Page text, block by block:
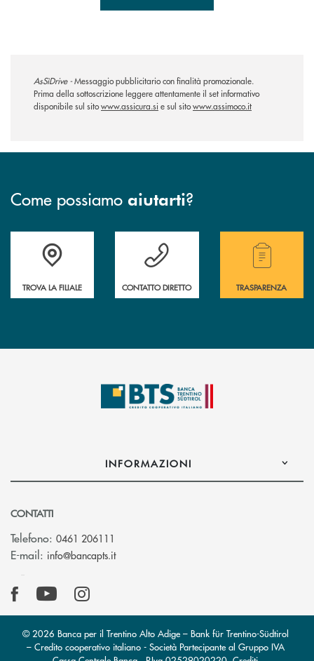
AsSìDrive -Messaggio pubblicitario con finalità promozionale.
Prima della sottoscrizione leggere attentamente il set informativo
disponibile sul sitowww.assicura.sie sul sitowww.assimoco.it
Come possiamo aiutarti?
Accedi all' elenco completo delle filiali.
TROVA LA FILIALE
Hai bisogno di assistenza immediata?
CONTATTO DIRETTO
Hai bisogno di
TRASPARENZA
INFORMAZIONI
CONTATTI
Telefono: 0461 206111
E-mail: info@bancapts.it(si apre l’app di posta elettronica)
© 2026 Banca per il Trentino Alto Adige – Bank für Trentino-Südtirol
– Credito cooperativo italiano - Società Partecipante al Gruppo IVA